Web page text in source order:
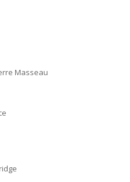
Masseau